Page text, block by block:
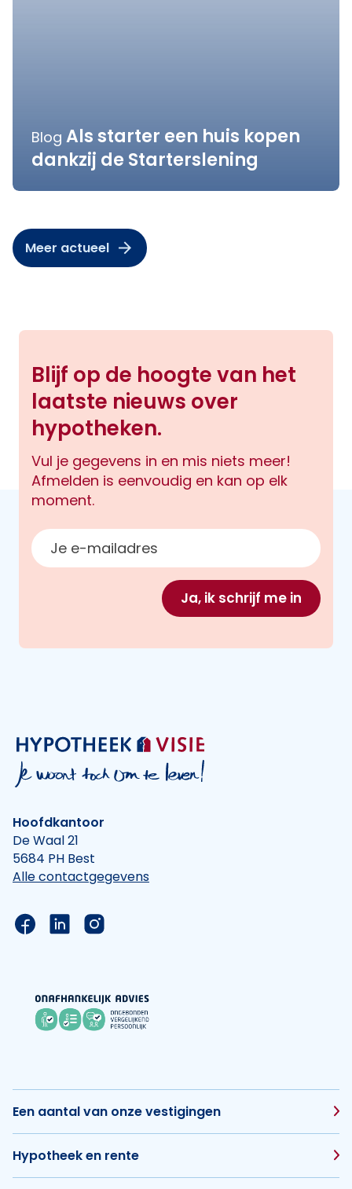
Blog Als starter een huis kopen
dankzij de Starterslening
Meer actueel
Blijf op de hoogte van het
laatste nieuws over
hypotheken.
Vul je gegevens in en mis niets meer!
Afmelden is eenvoudig en kan op elk
moment.
E-mailadres
Ja, ik schrijf me in
Hoofdkantoor
De Waal 21
5684 PH Best
Alle contactgegevens
Link naar de Facebook pagina van Hypotheek
Link naar de LinkedIn pagina van
Link naar de Instagram pagina van
Een aantal van onze vestigingen
Hypotheek en rente